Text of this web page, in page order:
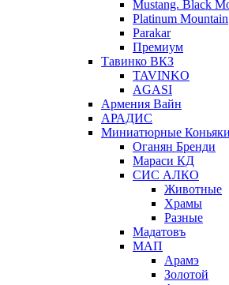
Mustang. Black
Platinum Mountain
Parakar
Премиум
Тавинко ВКЗ
TAVINKO
AGASI
Армения Вайн
АРАДИС
Миниатюрные Коньяки
Оганян Бренди
Мараси КД
СИС АЛКО
Животные
Храмы
Разные
Мадатовъ
МАП
Арамэ
Золотой